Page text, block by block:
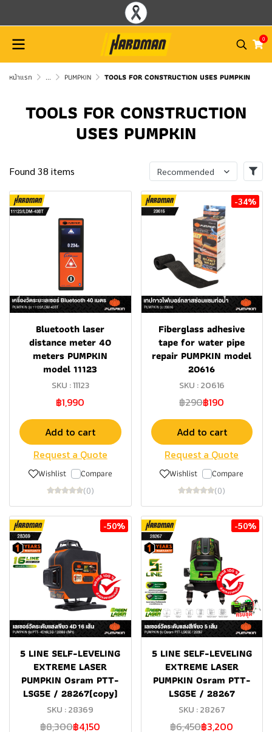
0
หน้าแรก ... PUMPKIN TOOLS FOR CONSTRUCTION USES PUMPKIN
TOOLS FOR CONSTRUCTION
USES PUMPKIN
Found 38 items Recommended
Bluetooth laser
distance meter 40
meters PUMPKIN
model 11123
SKU : 11123
฿1,990
Add to cart
Request a Quote
Wishlist Compare
(0)
-34%
Fiberglass adhesive
tape for water pipe
repair PUMPKIN model
20616
SKU : 20616
฿290฿190
Add to cart
Request a Quote
Wishlist Compare
(0)
-50%
5 LINE SELF-LEVELING
EXTREME LASER
PUMPKIN Osram PTT-
LSG5E / 28267(copy)
SKU : 28369
฿8,300฿4,150
-50%
5 LINE SELF-LEVELING
EXTREME LASER
PUMPKIN Osram PTT-
LSG5E / 28267
SKU : 28267
฿6,450฿3,200